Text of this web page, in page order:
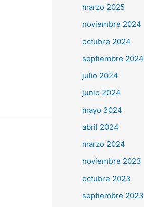
marzo 2025
noviembre 2024
octubre 2024
septiembre 2024
julio 2024
junio 2024
mayo 2024
abril 2024
marzo 2024
noviembre 2023
octubre 2023
septiembre 2023